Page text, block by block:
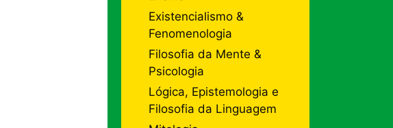
Existencialismo &
Fenomenologia
Filosofia da Mente &
Psicologia
Lógica, Epistemologia e
Filosofia da Linguagem